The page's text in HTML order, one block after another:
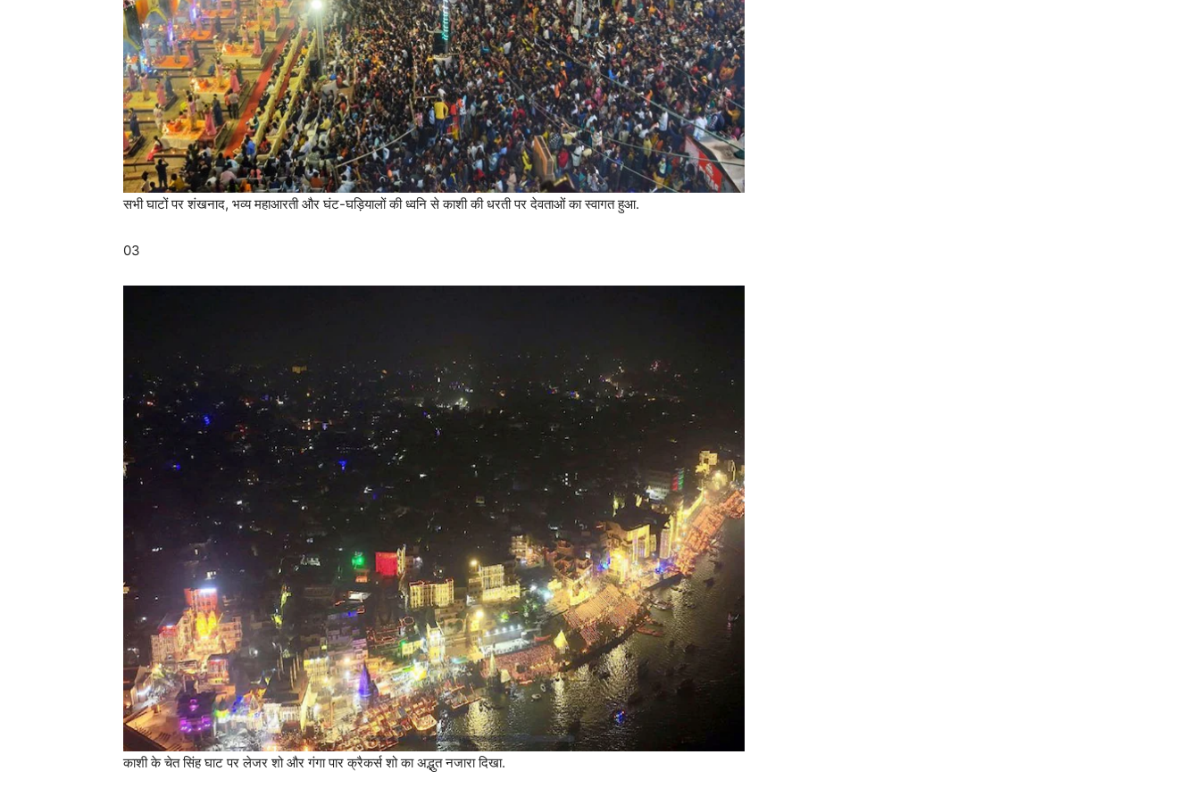
सभी घाटों पर शंखनाद, भव्य महाआरती और घंट-घड़ियालों की ध्वनि से काशी की धरती पर देवताओं का स्वागत हुआ.
03
काशी के चेत सिंह घाट पर लेजर शो और गंगा पार क्रैकर्स शो का अद्भुत नजारा दिखा.